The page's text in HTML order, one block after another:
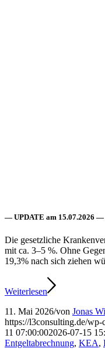
— UPDATE am 15.07.2026 —
Die gesetzliche
mit ca. 3–5 %. Ohne
19,3% nach sich ziehen
Weiterlesen
11. Mai 2026/von Jonas
https://l3consulting.de/wp-
11 07:00:002026-07-15
Entgeltabrechnung, KEA,